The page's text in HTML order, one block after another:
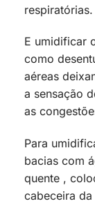
respiratórias.
E umidificar
como
aéreas
a sensação
as
Para
bacias com
quente ,
cabeceira